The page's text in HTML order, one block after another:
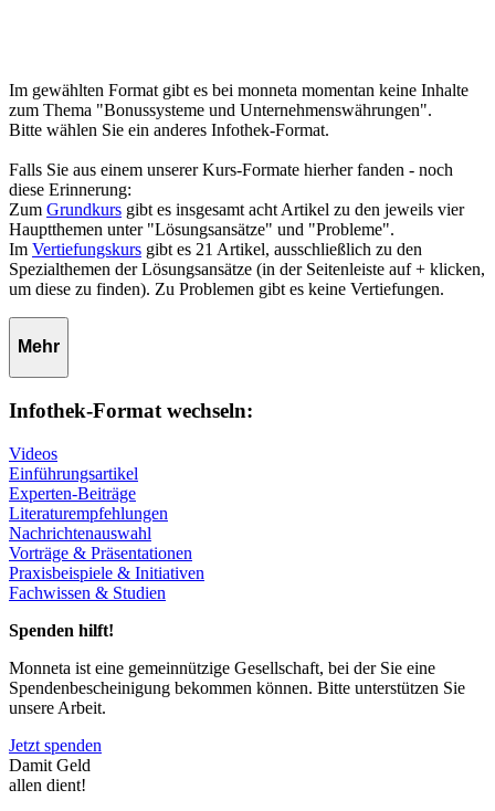
Im gewählten Format gibt es bei monneta momentan keine Inhalte
zum Thema "Bonussysteme und Unternehmenswährungen".
Bitte wählen Sie ein anderes Infothek-Format.
Falls Sie aus einem unserer Kurs-Formate hierher fanden - noch
diese Erinnerung:
Zum Grundkurs gibt es insgesamt acht Artikel zu den jeweils vier
Hauptthemen unter "Lösungsansätze" und "Probleme".
Im Vertiefungskurs gibt es 21 Artikel, ausschließlich zu den
Spezialthemen der Lösungsansätze (in der Seitenleiste auf + klicken,
um diese zu finden). Zu Problemen gibt es keine Vertiefungen.
Mehr
Infothek-Format wechseln:
Videos
Einführungsartikel
Experten-Beiträge
Literaturempfehlungen
Nachrichtenauswahl
Vorträge & Präsentationen
Praxisbeispiele & Initiativen
Fachwissen & Studien
Spenden hilft!
Monneta ist eine gemeinnützige Gesellschaft, bei der Sie eine
Spendenbescheinigung bekommen können. Bitte unterstützen Sie
unsere Arbeit.
Jetzt spenden
Damit Geld
allen dient!